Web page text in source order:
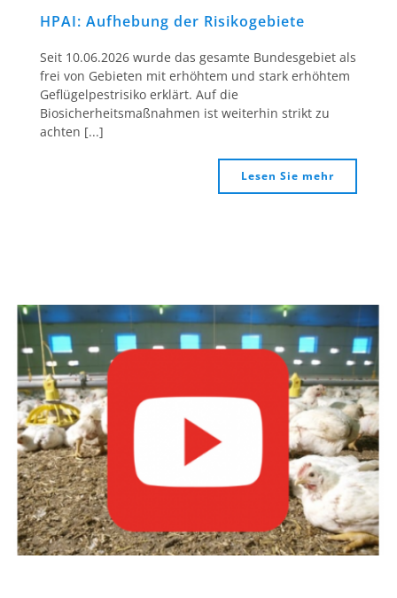
HPAI: Aufhebung der Risikogebiete
Seit 10.06.2026 wurde das gesamte Bundesgebiet als
frei von Gebieten mit erhöhtem und stark erhöhtem
Geflügelpestrisiko erklärt. Auf die
Biosicherheitsmaßnahmen ist weiterhin strikt zu
achten [...]
Lesen Sie mehr